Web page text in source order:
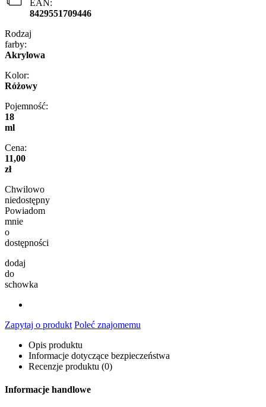
EAN:
8429551709446
Rodzaj
farby:
Akrylowa
Kolor:
Różowy
Pojemność:
18
ml
Cena:
11,00
zł
Chwilowo
niedostępny
Powiadom
mnie
o
dostępności
dodaj
do
schowka
Zapytaj o produkt Poleć znajomemu
Opis produktu
Informacje dotyczące bezpieczeństwa
Recenzje produktu (0)
Informacje handlowe